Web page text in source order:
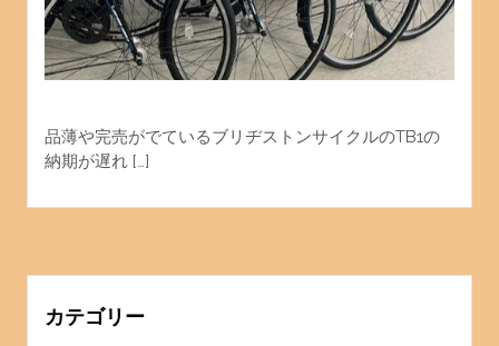
品薄や完売がでているブリヂストンサイクルのTB1の
納期が遅れ […]
カテゴリー